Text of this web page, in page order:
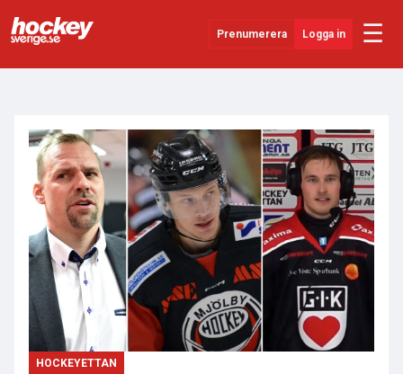
Prenumerera Logga in ☰
SHL
Evenemang
Övrigt
HOCKEYETTAN